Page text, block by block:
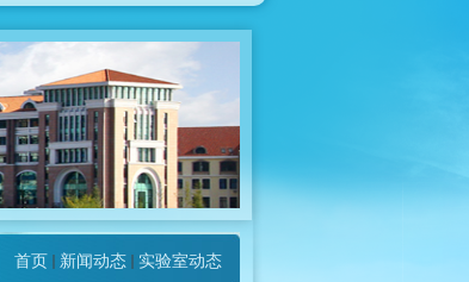
首页 新闻动态 实验室动态